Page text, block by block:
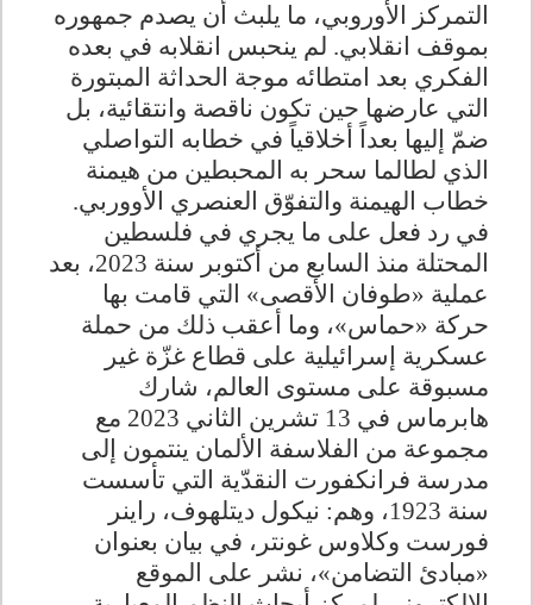
التمركز الأوروبي، ما يلبث أن يصدم جمهوره
بموقف انقلابي. لم ينحبس انقلابه في بعده
الفكري بعد امتطائه موجة الحداثة المبتورة
التي عارضها حين تكون ناقصة وانتقائية، بل
ضمّ إليها بعداً أخلاقياً في خطابه التواصلي
الذي لطالما سحر به المحبطين من هيمنة
خطاب الهيمنة والتفوّق العنصري الأووربي.
في رد فعل على ما يجري في فلسطين
المحتلة منذ السابع من أكتوبر سنة 2023، بعد
عملية «طوفان الأقصى» التي قامت بها
حركة «حماس»، وما أعقب ذلك من حملة
عسكرية إسرائيلية على قطاع غزّة غير
مسبوقة على مستوى العالم، شارك
هابرماس في 13 تشرين الثاني 2023 مع
مجموعة من الفلاسفة الألمان ينتمون إلى
مدرسة فرانكفورت النقدّية التي تأسست
سنة 1923، وهم: نيكول ديتلهوف، راينر
فورست وكلاوس غونتر، في بيان بعنوان
«مبادئ التضامن»، نشر على الموقع